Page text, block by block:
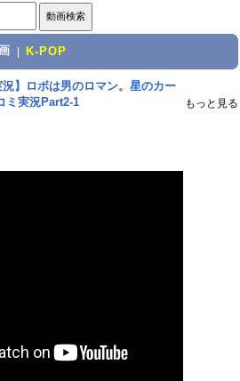
K-POP
況】ロボは男のロマン。星のカー
ミ実況Part2-1
もっと見る